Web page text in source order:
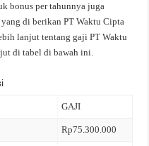
bonus per tahunnya juga
di berikan PT Waktu Cipta
lanjut tentang gaji PT Waktu
di tabel di bawah ini.
GAJI
Rp75.300.000